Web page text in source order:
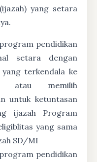
yang setara
pendidikan
setara dengan
terkendala ke
atau memilih
untuk ketuntasan
ijazah Program
yang sama
SD/MI
pendidikan